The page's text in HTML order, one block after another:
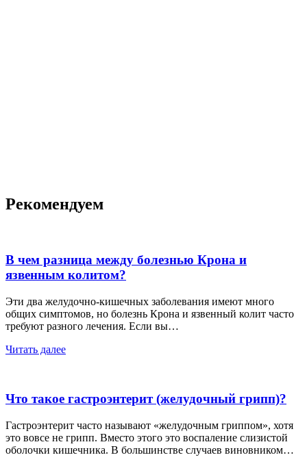
Рекомендуем
В чем разница между болезнью Крона и
язвенным колитом?
Эти два желудочно-кишечных заболевания имеют много
общих симптомов, но болезнь Крона и язвенный колит часто
требуют разного лечения. Если вы…
Читать далее
Что такое гастроэнтерит (желудочный грипп)?
Гастроэнтерит часто называют «желудочным гриппом», хотя
это вовсе не грипп. Вместо этого это воспаление слизистой
оболочки кишечника. В большинстве случаев виновником…